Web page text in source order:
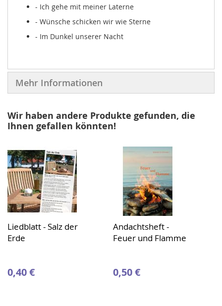
- Ich gehe mit meiner Laterne
- Wünsche schicken wir wie Sterne
- Im Dunkel unserer Nacht
Mehr Informationen
Wir haben andere Produkte gefunden, die
Ihnen gefallen könnten!
Liedblatt - Salz der
Erde
0,40 €
Andachtsheft -
Feuer und Flamme
0,50 €